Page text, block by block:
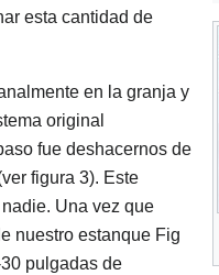
esta cantidad de
en la granja y
original
fue deshacernos de
figura 3). Este
Una vez que
nuestro estanque Fig
pulgadas de